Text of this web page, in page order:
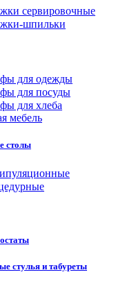
сервировочные
шпильки
для одежды
для посуды
для хлеба
мебель
столы
стулья и табуреты